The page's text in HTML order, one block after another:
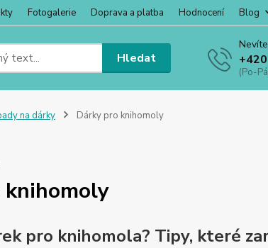
Fotogalerie Doprava a platba Hodnocení Blog
Hledat
(Po-
na dárky Dárky pro knihomoly
knihomoly
pro knihomola? Tipy, které